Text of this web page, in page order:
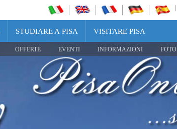
STUDIARE A PISA VISITARE PISA
OFFERTE EVENTI INFORMAZIONI FOTO